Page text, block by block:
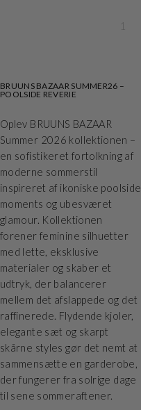
1
BRUUNS BAZAAR SUMMER26 –
POOLSIDE REVERIE
Oplev BRUUNS BAZAAR
Summer 2026 kollektionen –
en sofistikeret fortolkning af
moderne sommerstil
inspireret af ikoniske poolside
moments og ubesværet
glamour. Kollektionen
forener feminine silhuetter
med lette, eksklusive
materialer og skaber et
udtryk, der balancerer
mellem det afslappede og det
raffinerede. Flydende kjoler,
elegante sæt og skarpt
skårne styles gør det nemt at
sammensætte en garderobe,
der fungerer fra solrige dage
til sene sommeraftener.